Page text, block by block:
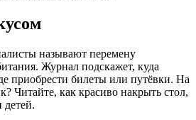
называют перемену
Журнал подскажет, куда
приобрести билеты или путёвки. На
Читайте, как красиво накрыть стол,
детей.